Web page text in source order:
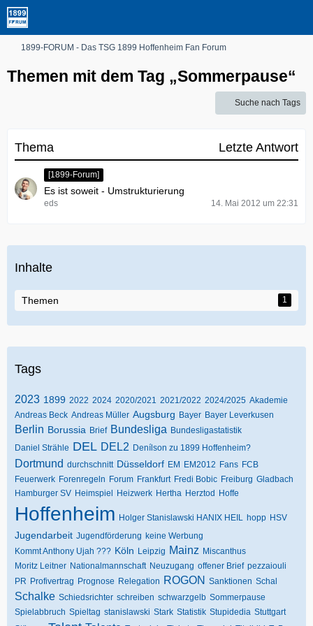
1899-FORUM - Das TSG 1899 Hoffenheim Fan Forum
Themen mit dem Tag „Sommerpause“
Suche nach Tags
Thema Letzte Antwort
[1899-Forum]
Es ist soweit - Umstrukturierung
eds 14. Mai 2012 um 22:31
Inhalte
Themen 1
Tags
2023 1899 2022 2024 2020/2021 2021/2022 2024/2025 Akademie
Andreas Beck Andreas Müller Augsburg Bayer Bayer Leverkusen
Berlin Borussia Brief Bundesliga Bundesligastatistik
Daniel Strähle DEL DEL2 Denílson zu 1899 Hoffenheim?
Dortmund durchschnitt Düsseldorf EM EM2012 Fans FCB
Feuerwerk Forenregeln Forum Frankfurt Fredi Bobic Freiburg Gladbach
Hamburger SV Heimspiel Heizwerk Hertha Herztod Hoffe
Hoffenheim Holger Stanislawski HANIX HEIL hopp HSV
Jugendarbeit Jugendförderung keine Werbung
Kommt Anthony Ujah ??? Köln Leipzig Mainz Miscanthus
Moritz Leitner Nationalmannschaft Neuzugang offener Brief pezzaiouli
PR Profivertrag Prognose Relegation ROGON Sanktionen Schal
Schalke Schiedsrichter schreiben schwarzgelb Sommerpause
Spielabbruch Spieltag stanislawski Stark Statistik Stupidedia Stuttgart